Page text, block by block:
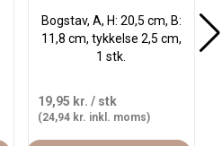
Bogstav, A, H: 20,5 cm, B:
11,8 cm, tykkelse 2,5 cm,
1 stk.
19,95 kr. / stk
(24,94 kr. inkl. moms)